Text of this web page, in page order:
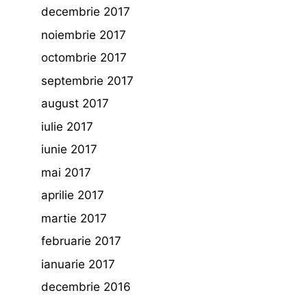
decembrie 2017
noiembrie 2017
octombrie 2017
septembrie 2017
august 2017
iulie 2017
iunie 2017
mai 2017
aprilie 2017
martie 2017
februarie 2017
ianuarie 2017
decembrie 2016